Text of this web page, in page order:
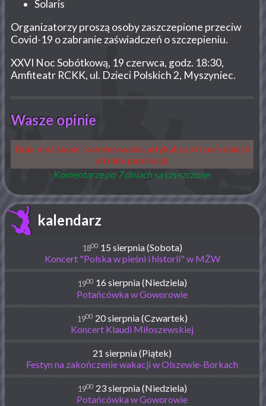
Solaris
Organizatorzy proszą osoby zaszczepione przeciw
Covid-19 o zabranie zaświadczeń o szczepieniu.
XXVI Noc Sobótkową, 19 czerwca, godz. 18:30,
Amfiteatr RCKK, ul. Dzieci Polskich 2, Myszyniec.
Wasze opinie
Brak możliwości komentowania artykułu po trzech dniach
od daty publikacji.
Komentarze po 7 dniach są czyszczone.
kalendarz
1800 15 sierpnia (Sobota)
Koncert "Polska w pieśni i historii" w MŻW
1900 16 sierpnia (Niedziela)
Potańcówka w Goworowie
1900 20 sierpnia (Czwartek)
Koncert Klaudi Miłoszewskiej
21 sierpnia (Piątek)
Festyn na zakończenie wakacji w Olszewie-Borkach
1900 23 sierpnia (Niedziela)
Potańcówka w Goworowie